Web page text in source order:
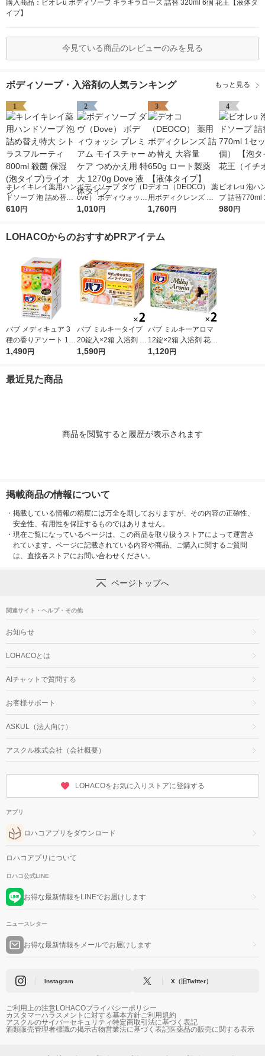
購入商品：ビオレu ボディソープ キラキラローズ 詰替 320ml 6個 花王【液体タ
イプ】
今見ている商品のレビューのみを見る
ボディソープ・入浴剤の人気ランキング もっと見る
1
キレイキレイ薬用ハン
ドソープ 泡 詰め替え
特大 シトラスフルー
610円
2
ボディソープ ダヴ（D
ove） ボディウォッシ
プレミアム モイスチ
体タイプ
1,010円
3
デオコ（DEOCO） 薬
用ボディクレンズ 詰
め替え 大容量 650g
1,760円
4
ビオレu 泡ハ
プ 詰替770ml
（2個） 【泡
980円
LOHACOからのおすすめPRアイテム
バブ メディキュア 3
種の香りアソート 1箱
（12錠入）高濃度炭
1,490円
バブ ミルキータイプ
20錠入×2箱 入浴剤 花
王 （にごりタイプ）
1,590円
バブ ミルキーアロマ
12錠×2箱 入浴剤 花王
（にごりタイプ）
1,120円
最近見た商品
商品を閲覧すると履歴が表示されます
掲載商品の情報について
・ 掲載している情報の精度には万全を期しておりますが、その内容の正確性、
安全性、有用性を保証するものではありません。
・ 現在ご覧になっているページは、この商品を取り扱うストアによって運営さ
れています。ページに記載されている内容や商品、ご購入に関するご質問
は、直接各ストアにお問い合わせください。
ページトップへ
関連サイト・ヘルプ・その他
お知らせ
LOHACOとは
AIチャットで質問する
お客様サポート
ASKUL（法人向け）
アスクル株式会社（会社概要）
LOHACOをお気に入りストアに登録する
アプリ
ロハコアプリをダウンロード
ロハコアプリについて
ロハコ公式LINE
お得な最新情報をLINEでお届けします
ニュースレター
お得な最新情報をメールでお届けします
Instagram X（旧Twitter）
ご利用上の注意LOHACOプライバシーポリシー
カスタマーハラスメントに対する基本方針ご利用規約
アスクルのサイバーセキュリティ特定商取引法に基づく表記
酒類販売管理者標識の掲示古物営業法に基づく表記医薬品の販売に関する表示